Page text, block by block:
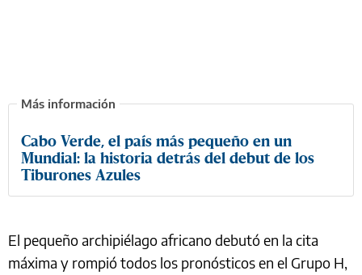
Cabo Verde, el país más pequeño en un
Mundial: la historia detrás del debut de los
Tiburones Azules
El pequeño archipiélago africano debutó en la cita
máxima y rompió todos los pronósticos en el Grupo H,